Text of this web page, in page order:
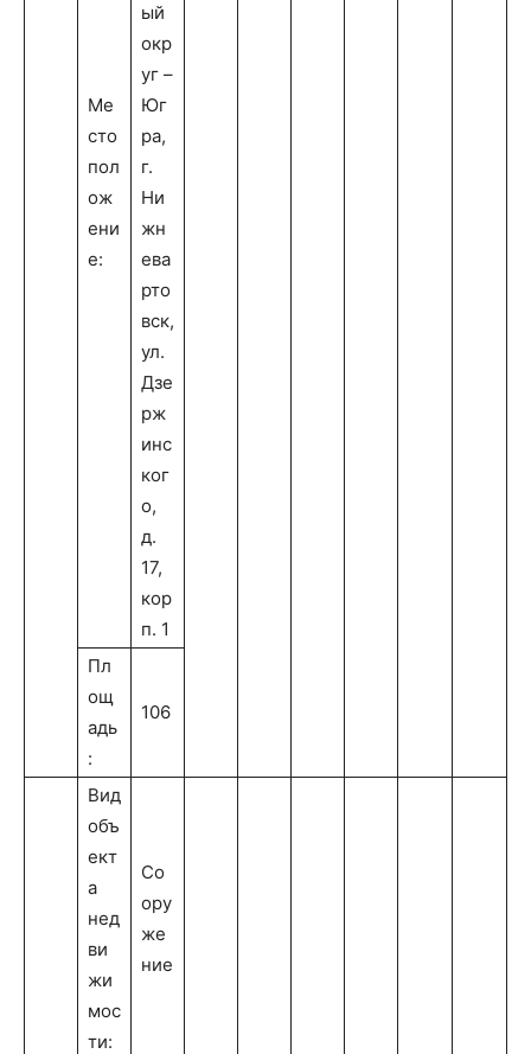
Ме
сто
пол
ож
ени
е:
ый
окр
уг –
Юг
ра,
г.
Ни
жн
ева
рто
вск,
ул.
Дзе
рж
инс
ког
о,
д.
17,
кор
п. 1
Пл
ощ
адь
:
106
Вид
объ
ект
а
нед
ви
жи
мос
ти:
Со
ору
же
ние